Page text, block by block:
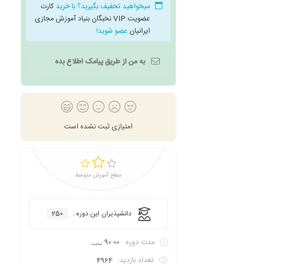
میخواهید تخفیف بگیرید؟ با خرید کارت
عضویت VIP نخبگان بنیاد آموزش مجازی
ایرانیان عضو شوید!
به من از طریق پیامک اطلاع بده
امتیازی ثبت نشده است
سطح آموزش متوسط
دانشپذیران این دوره : 250
مدت دوره: 90:00 ساعت
تعداد بازدید: 4964